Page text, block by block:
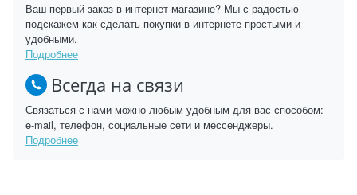
Ваш первый заказ в интернет-магазине? Мы с радостью
подскажем как сделать покупки в интернете простыми и
удобными.
Подробнее
Всегда на связи
Связаться с нами можно любым удобным для вас способом:
e-mail, телефон, социальные сети и мессенджеры.
Подробнее